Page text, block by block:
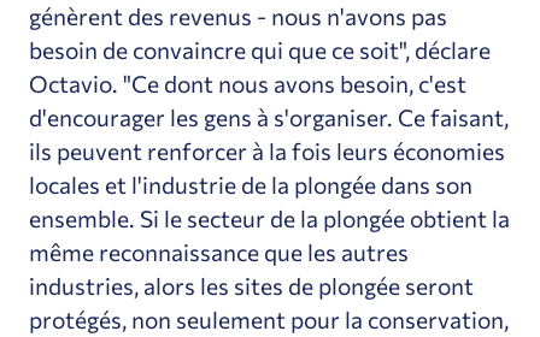
génèrent des revenus - nous n'avons pas
besoin de convaincre qui que ce soit", déclare
Octavio. "Ce dont nous avons besoin, c'est
d'encourager les gens à s'organiser. Ce faisant,
ils peuvent renforcer à la fois leurs économies
locales et l'industrie de la plongée dans son
ensemble. Si le secteur de la plongée obtient la
même reconnaissance que les autres
industries, alors les sites de plongée seront
protégés, non seulement pour la conservation,